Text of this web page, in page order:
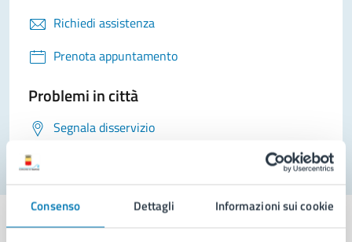
Consenso Dettagli Informazioni sui cookie
Richiedi assistenza
Prenota appuntamento
Problemi in città
Segnala disservizio